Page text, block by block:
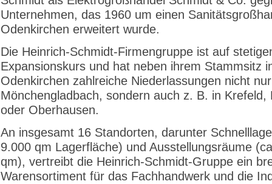
Unternehmen, das 1960 um einen
Odenkirchen erweitert wurde.
Die Heinrich-Schmidt-Firmengruppe ist auf
Expansionskurs und hat neben ihrem Stammsitz
Odenkirchen zahlreiche Niederlassungen nicht
Mönchengladbach, sondern auch z. B. in Krefeld,
oder Oberhausen.
An insgesamt 16 Standorten, darunter
9.000 qm Lagerfläche) und Ausstellungsräume
qm), vertreibt die Heinrich-Schmidt-Gruppe ein
Warensortiment für das Fachhandwerk und die